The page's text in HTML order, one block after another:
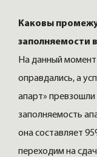
Каковы
заполняемости
На данный
оправдались, а
апарт» превзошли
заполняемость
она составляет
переходим на